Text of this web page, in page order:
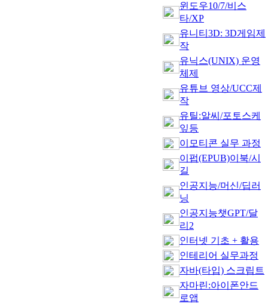
윈도우10/7/비스
타/XP
유니티3D: 3D게임제
작
유닉스(UNIX) 운영
체제
유튜브 영상/UCC제
작
유틸:알씨/포토스케
잎등
이모티콘 실무 과정
이펍(EPUB)이북/시
길
인공지능/머신/딥러
닝
인공지능챗GPT/달
리2
인터넷 기초 + 활용
인테리어 실무과정
자바(타입) 스크립트
자마린:아이폰안드
로앱